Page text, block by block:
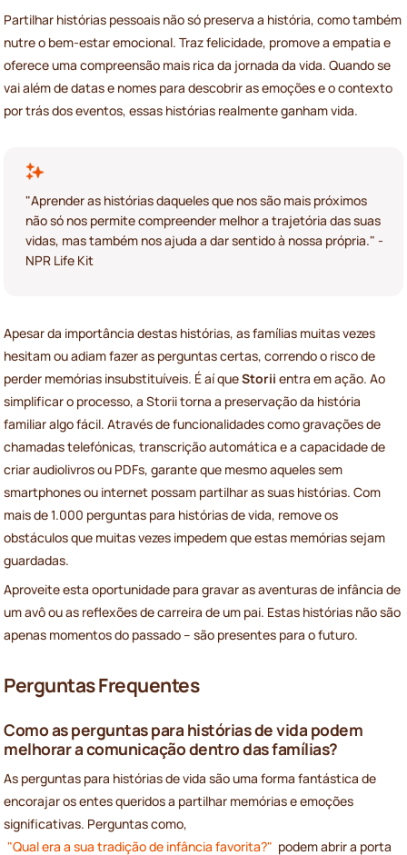
Partilhar histórias pessoais não só preserva a história, como também
nutre o bem-estar emocional. Traz felicidade, promove a empatia e
oferece uma compreensão mais rica da jornada da vida. Quando se
vai além de datas e nomes para descobrir as emoções e o contexto
por trás dos eventos, essas histórias realmente ganham vida.
"Aprender as histórias daqueles que nos são mais próximos
não só nos permite compreender melhor a trajetória das suas
vidas, mas também nos ajuda a dar sentido à nossa própria." -
NPR Life Kit
Apesar da importância destas histórias, as famílias muitas vezes
hesitam ou adiam fazer as perguntas certas, correndo o risco de
perder memórias insubstituíveis. É aí queStorii entra em ação. Ao
simplificar o processo, a Storii torna a preservação da história
familiar algo fácil. Através de funcionalidades como gravações de
chamadas telefónicas, transcrição automática e a capacidade de
criar audiolivros ou PDFs, garante que mesmo aqueles sem
smartphones ou internet possam partilhar as suas histórias. Com
mais de 1.000 perguntas para histórias de vida, remove os
obstáculos que muitas vezes impedem que estas memórias sejam
guardadas.
Aproveite esta oportunidade para gravar as aventuras de infância de
um avô ou as reflexões de carreira de um pai. Estas histórias não são
apenas momentos do passado – são presentes para o futuro.
Perguntas Frequentes
Como as perguntas para histórias de vida podem
melhorar a comunicação dentro das famílias?
As perguntas para histórias de vida são uma forma fantástica de
encorajar os entes queridos a partilhar memórias e emoções
significativas. Perguntas como,
"Qual era a sua tradição de infância favorita?" podem abrir a porta